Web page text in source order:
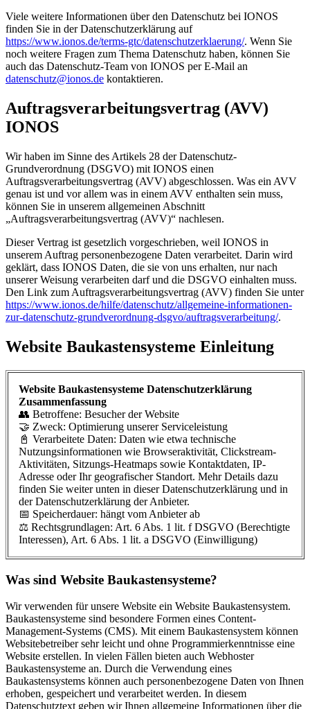
Viele weitere Informationen über den Datenschutz bei IONOS
finden Sie in der Datenschutzerklärung auf
https://www.ionos.de/terms-gtc/datenschutzerklaerung/. Wenn Sie
noch weitere Fragen zum Thema Datenschutz haben, können Sie
auch das Datenschutz-Team von IONOS per E-Mail an
datenschutz@ionos.de kontaktieren.
Auftragsverarbeitungsvertrag (AVV)
IONOS
Wir haben im Sinne des Artikels 28 der Datenschutz-
Grundverordnung (DSGVO) mit IONOS einen
Auftragsverarbeitungsvertrag (AVV) abgeschlossen. Was ein AVV
genau ist und vor allem was in einem AVV enthalten sein muss,
können Sie in unserem allgemeinen Abschnitt
„Auftragsverarbeitungsvertrag (AVV)“ nachlesen.
Dieser Vertrag ist gesetzlich vorgeschrieben, weil IONOS in
unserem Auftrag personenbezogene Daten verarbeitet. Darin wird
geklärt, dass IONOS Daten, die sie von uns erhalten, nur nach
unserer Weisung verarbeiten darf und die DSGVO einhalten muss.
Den Link zum Auftragsverarbeitungsvertrag (AVV) finden Sie unter
https://www.ionos.de/hilfe/datenschutz/allgemeine-informationen-
zur-datenschutz-grundverordnung-dsgvo/auftragsverarbeitung/.
Website Baukastensysteme Einleitung
Website Baukastensysteme Datenschutzerklärung
Zusammenfassung
👥 Betroffene: Besucher der Website
🤝 Zweck: Optimierung unserer Serviceleistung
📓 Verarbeitete Daten: Daten wie etwa technische
Nutzungsinformationen wie Browseraktivität, Clickstream-
Aktivitäten, Sitzungs-Heatmaps sowie Kontaktdaten, IP-
Adresse oder Ihr geografischer Standort. Mehr Details dazu
finden Sie weiter unten in dieser Datenschutzerklärung und in
der Datenschutzerklärung der Anbieter.
📅 Speicherdauer: hängt vom Anbieter ab
⚖️ Rechtsgrundlagen: Art. 6 Abs. 1 lit. f DSGVO (Berechtigte
Interessen), Art. 6 Abs. 1 lit. a DSGVO (Einwilligung)
Was sind Website Baukastensysteme?
Wir verwenden für unsere Website ein Website Baukastensystem.
Baukastensysteme sind besondere Formen eines Content-
Management-Systems (CMS). Mit einem Baukastensystem können
Websitebetreiber sehr leicht und ohne Programmierkenntnisse eine
Website erstellen. In vielen Fällen bieten auch Webhoster
Baukastensysteme an. Durch die Verwendung eines
Baukastensystems können auch personenbezogene Daten von Ihnen
erhoben, gespeichert und verarbeitet werden. In diesem
Datenschutztext geben wir Ihnen allgemeine Informationen über die